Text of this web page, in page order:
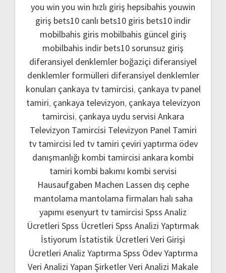
you win you win hızlı giriş hepsibahis youwin
giriş bets10 canlı bets10 giris bets10 indir
mobilbahis giris mobilbahis güncel giriş
mobilbahis indir bets10 sorunsuz giriş
diferansiyel denklemler boğaziçi diferansiyel
denklemler formülleri diferansiyel denklemler
konuları çankaya tv tamircisi, çankaya tv panel
tamiri, çankaya televizyon, çankaya televizyon
tamircisi, çankaya uydu servisi Ankara
Televizyon Tamircisi Televizyon Panel Tamiri
tv tamircisi led tv tamiri çeviri yaptırma ödev
danışmanlığı kombi tamircisi ankara kombi
tamiri kombi bakımı kombi servisi
Hausaufgaben Machen Lassen dış cephe
mantolama mantolama firmaları halı saha
yapımı esenyurt tv tamircisi Spss Analiz
Ücretleri Spss Ücretleri Spss Analizi Yaptırmak
İstiyorum İstatistik Ücretleri Veri Girişi
Ücretleri Analiz Yaptırma Spss Ödev Yaptırma
Veri Analizi Yapan ŞirketlerVeri Analizi Makale